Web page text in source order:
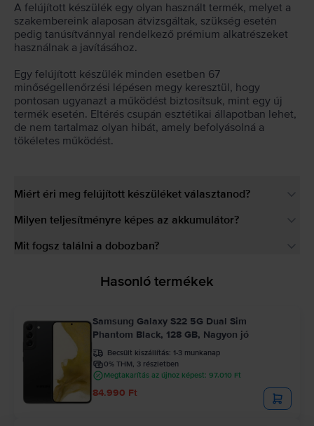
A felújított készülék egy olyan használt termék, melyet a
szakembereink alaposan átvizsgáltak, szükség esetén
pedig tanúsítvánnyal rendelkező prémium alkatrészeket
használnak a javításához.
Egy felújított készülék minden esetben 67
minőségellenőrzési lépésen megy keresztül, hogy
pontosan ugyanazt a működést biztosítsuk, mint egy új
termék esetén. Eltérés csupán esztétikai állapotban lehet,
de nem tartalmaz olyan hibát, amely befolyásolná a
tökéletes működést.
Miért éri meg felújított készüléket választanod?
Milyen teljesítményre képes az akkumulátor?
Mit fogsz találni a dobozban?
Hasonló termékek
Samsung Galaxy S22 5G Dual Sim
Phantom Black, 128 GB, Nagyon jó
Becsült kiszállítás: 1-3 munkanap
0% THM, 3 részletben
Megtakarítás az újhoz képest: 97.010 Ft
84.990 Ft